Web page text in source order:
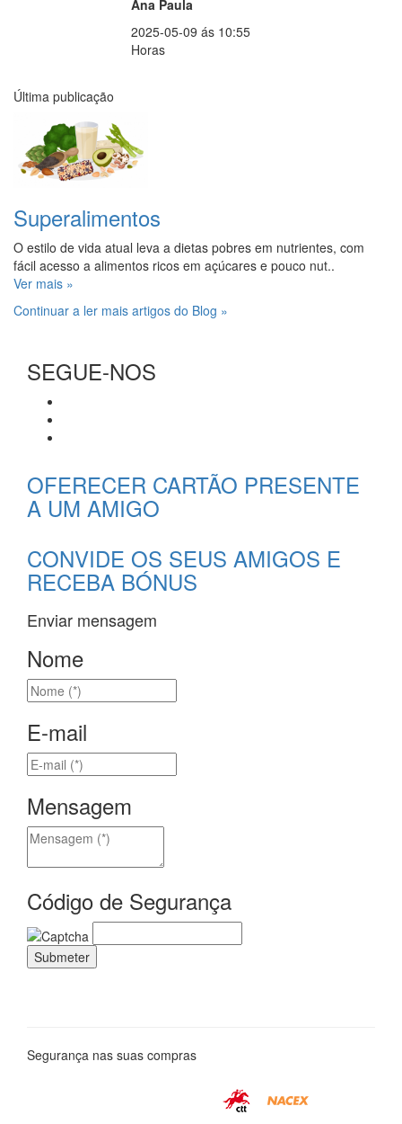
Ana Paula
2025-05-09 ás 10:55
Horas
Última publicação
Superalimentos
O estilo de vida atual leva a dietas pobres em nutrientes, com
fácil acesso a alimentos ricos em açúcares e pouco nut..
Ver mais »
Continuar a ler mais artigos do Blog »
SEGUE-NOS
OFERECER CARTÃO PRESENTE
A UM AMIGO
CONVIDE OS SEUS AMIGOS E
RECEBA BÓNUS
Enviar mensagem
Nome
E-mail
Mensagem
Código de Segurança
Segurança nas suas compras